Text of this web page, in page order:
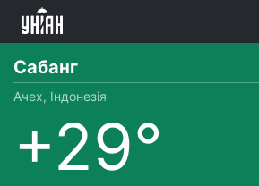
Сабанг
Ачех, Індонезія
+29°